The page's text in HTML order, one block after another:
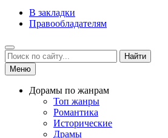
В закладки
Правообладателям
Найти
Меню
Дорамы по жанрам
Топ жанры
Романтика
Исторические
Драмы